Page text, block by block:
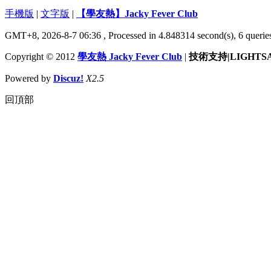
手機版 | 文字版 | 【學友熱】Jacky Fever Club
GMT+8, 2026-8-7 06:36 , Processed in 4.848314 second(s), 6
Copyright © 2012 學友熱 Jacky Fever Club | 技術支持
Powered by Discuz! X2.5
回頂部